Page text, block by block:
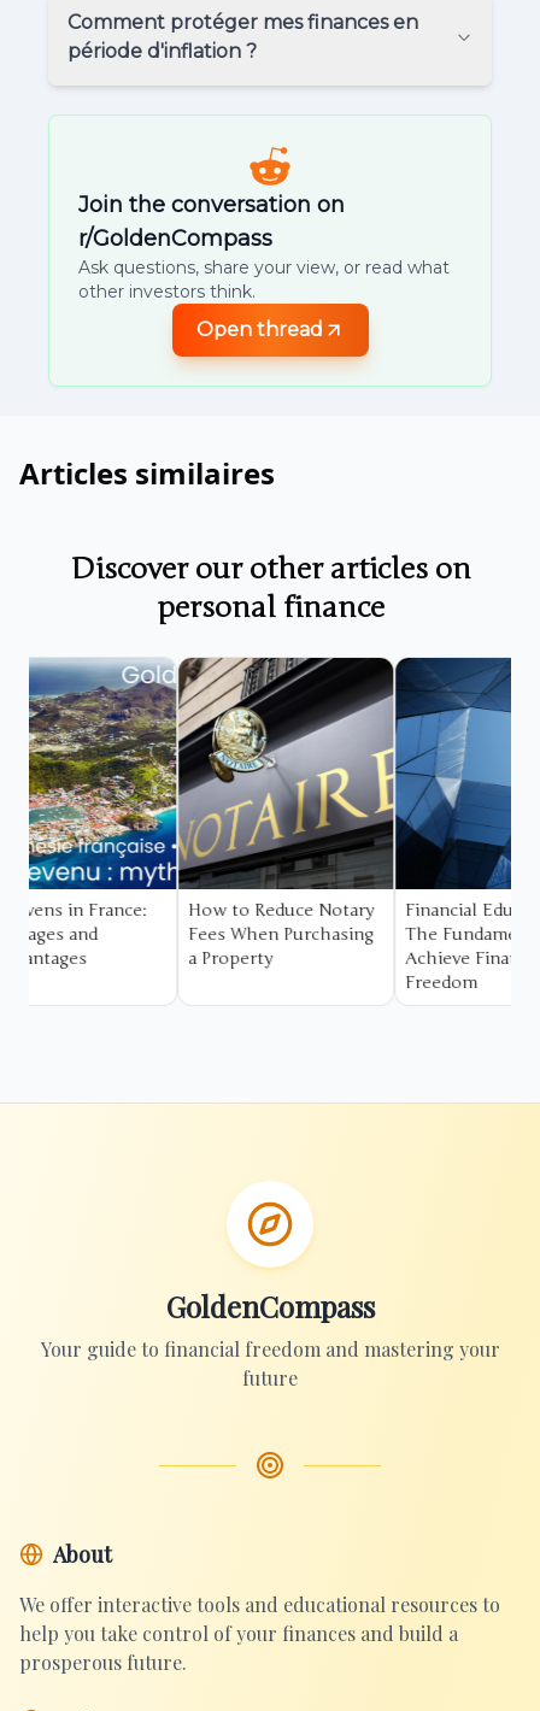
Comment protéger mes finances en
période d'inflation ?
Join the conversation on
r/GoldenCompass
Ask questions, share your view, or read what
other investors think.
Open thread
Articles similaires
Discover our other articles on
personal finance
to Reduce Notary
When Purchasing
Property
Financial Education:
The Fundamentals to
Achieve Financial
Coming soon
Compound
The Secret
Your Savings
GoldenCompass
Your guide to financial freedom and mastering your
future
About
We offer interactive tools and educational resources to
help you take control of your finances and build a
prosperous future.